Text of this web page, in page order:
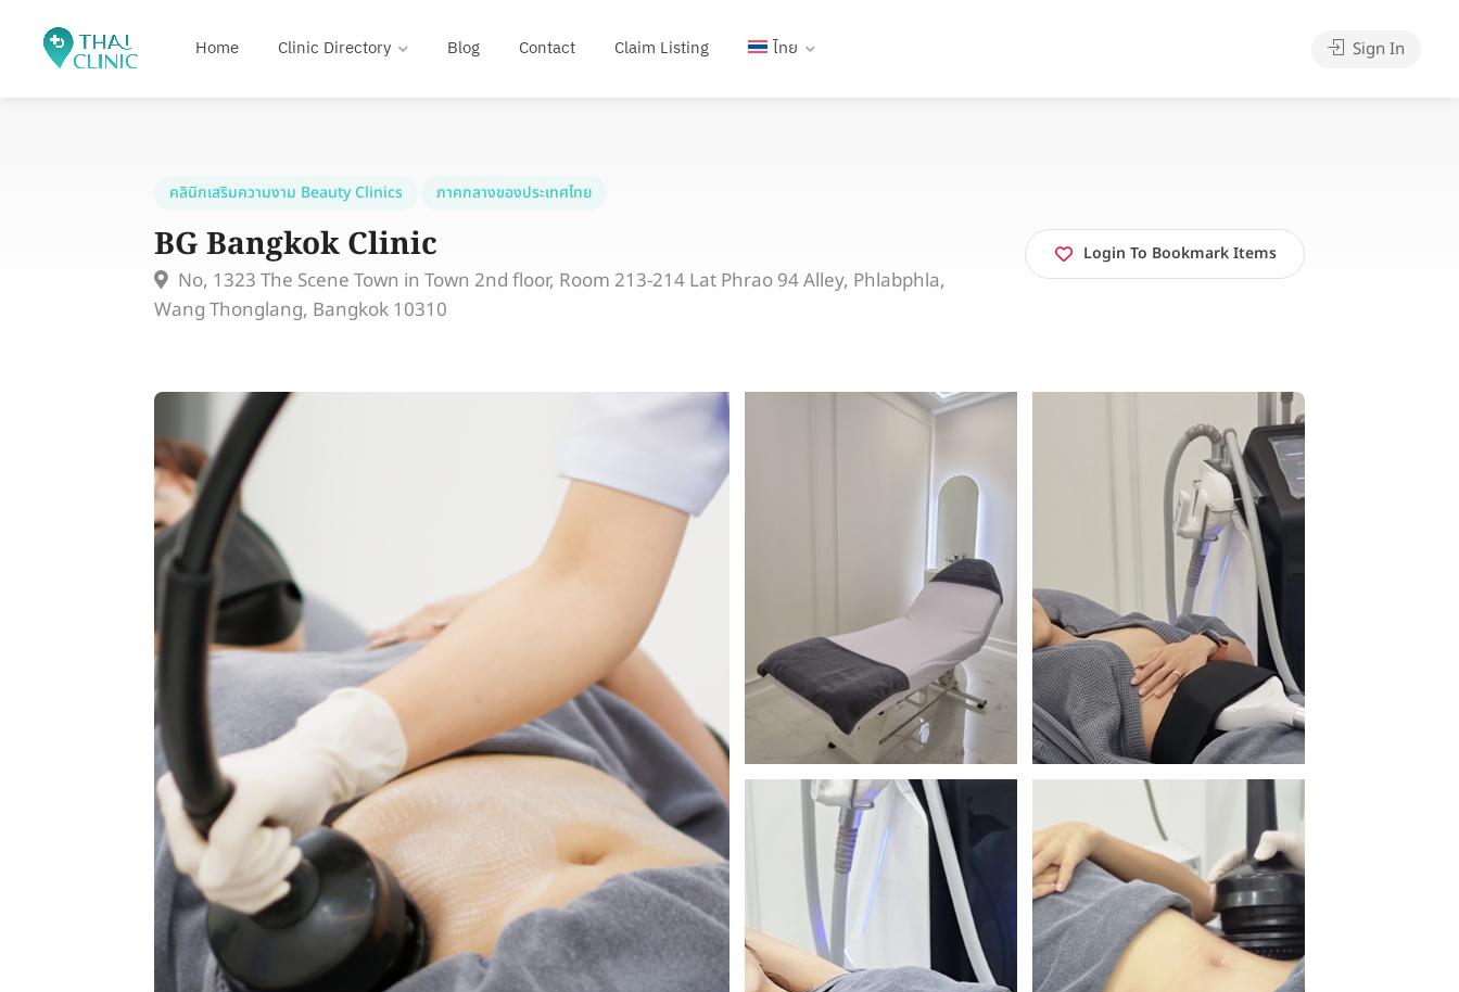
Home Clinic Directory Blog Contact Claim Listing ไทย Sign In
คลินิกเสริมความงาม Beauty Clinics ภาคกลางของประเทศไทย
BG Bangkok Clinic
No, 1323 The Scene Town in Town 2nd floor, Room 213-214 Lat Phrao 94 Alley, Phlabphla,
Wang Thonglang, Bangkok 10310
Login To Bookmark Items